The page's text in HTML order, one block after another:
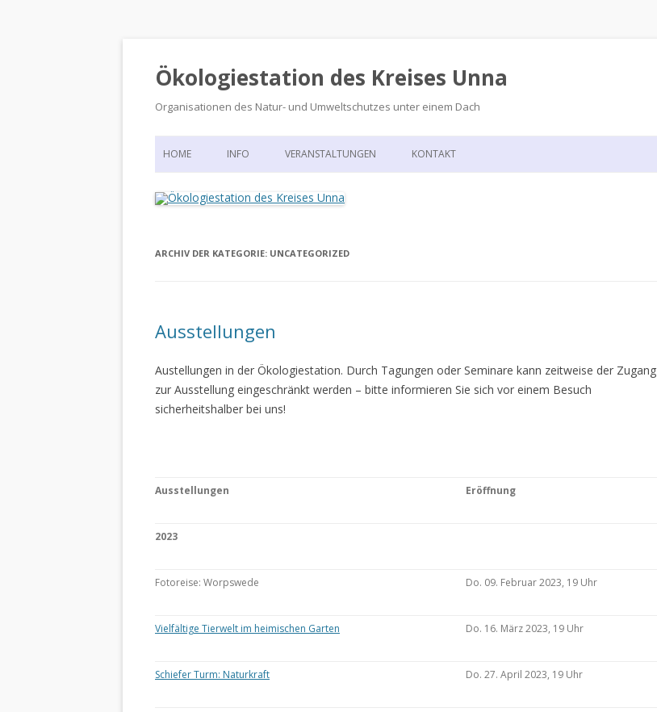
Ökologiestation des Kreises Unna
Organisationen des Natur- und Umweltschutzes unter einem Dach
Zum
HOME INFO VERANSTALTUNGEN KONTAKT
ARCHIV DER KATEGORIE: UNCATEGORIZED
Ausstellungen
Austellungen in der Ökologiestation. Durch Tagungen oder Seminare kann zeitweise der Zugang
zur Ausstellung eingeschränkt werden – bitte informieren Sie sich vor einem Besuch
sicherheitshalber bei uns!
Ausstellungen Eröffnung
2023
Fotoreise: Worpswede Do. 09. Februar 2023, 19 Uhr
Vielfältige Tierwelt im heimischen Garten Do. 16. März 2023, 19 Uhr
Schiefer Turm: Naturkraft Do. 27. April 2023, 19 Uhr